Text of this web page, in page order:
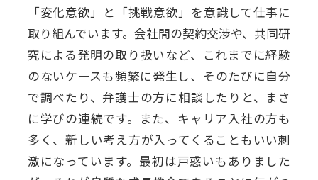
「変化意欲」と「挑戦意欲」を意識して仕事に
取り組んでいます。会社間の契約交渉や、共同研
究による発明の取り扱いなど、これまでに経験
のないケースも頻繁に発生し、そのたびに自分
で調べたり、弁護士の方に相談したりと、まさ
に学びの連続です。また、キャリア入社の方も
多く、新しい考え方が入ってくることもいい刺
激になっています。最初は戸惑いもありました